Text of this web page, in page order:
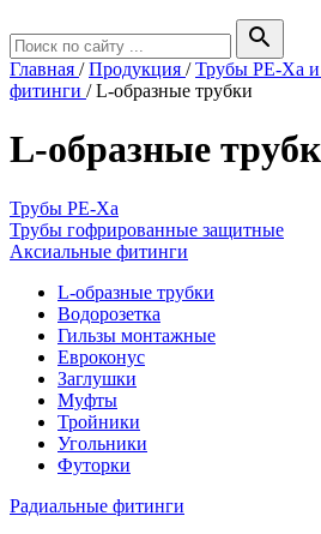
search
Главная /Продукция /Трубы РЕ-Ха
фитинги /L-образные трубки
L-образные
Трубы РЕ-Ха
Трубы гофрированные защитные
Аксиальные фитинги
L-образные трубки
Водорозетка
Гильзы монтажные
Евроконус
Заглушки
Муфты
Тройники
Угольники
Футорки
Радиальные фитинги